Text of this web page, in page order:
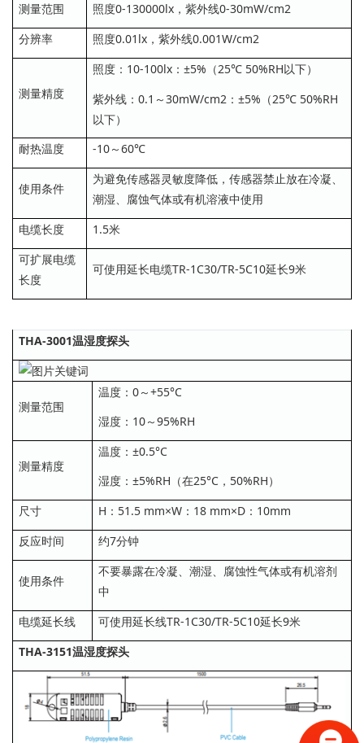
测量范围
照度0-130000lx，紫外线0-30mW/cm2
分辨率
照度0.01lx，紫外线0.001W/cm2
测量精度
照度：10-100lx：±5%（25℃ 50%RH以下）
紫外线：0.1～30mW/cm2：±5%（25℃ 50%RH
以下）
耐热温度
-10～60℃
使用条件
为避免传感器灵敏度降低，传感器禁止放在冷凝、
潮湿、腐蚀气体或有机溶液中使用
电缆长度
1.5米
可扩展电缆
长度
可使用延长电缆TR-1C30/TR-5C10延长9米
THA-3001温湿度探头
测量范围
温度：0～+55°C
湿度：10～95%RH
测量精度
温度：±0.5°C
湿度：±5%RH（在25°C，50%RH）
尺寸
H：51.5 mm×W：18 mm×D：10mm
反应时间
约7分钟
使用条件
不要暴露在冷凝、潮湿、腐蚀性气体或有机溶剂
中
电缆延长线
可使用延长线TR-1C30/TR-5C10延长9米
THA-3151温湿度探头